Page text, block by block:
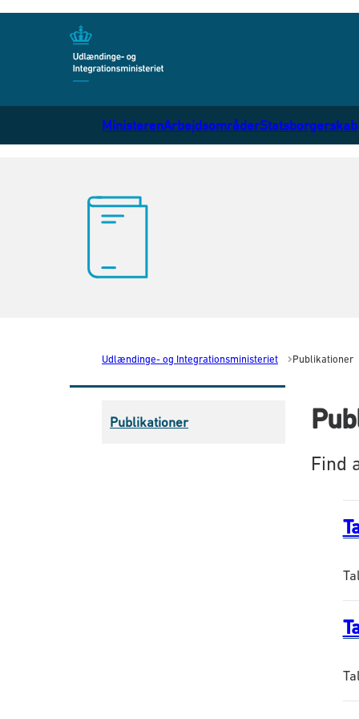
MinisterenArbejdsområderStatsborgerskab
Udlændinge- og Integrationsministeriet Publikationer
Publikationer
Find